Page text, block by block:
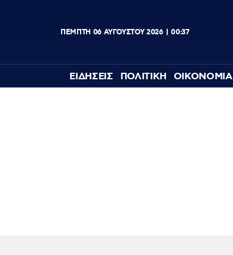
ΠΕΜΠΤΗ 06 ΑΥΓΟΥΣΤΟΥ 2026 00:37
ΕΙΔΗΣΕΙΣ ΠΟΛΙΤΙΚΗ ΟΙΚΟΝΟΜΙΑ